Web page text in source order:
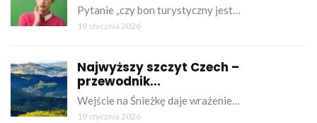
Pytanie „czy bon turystyczny jest…
19 stycznia 2026
Najwyższy szczyt Czech –
przewodnik...
Wejście na Śnieżkę daje wrażenie…
19 stycznia 2026